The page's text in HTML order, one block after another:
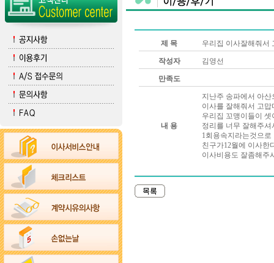
제 목 우리집 이사잘해줘서
작성자 김영선
만족도
내 용
지난주 송파에서 아
이사를 잘해줘서 고
우리집 꼬맹이들이
정리를 너무 잘해주
1회용속지라는것으
친구가12월에 이사한
이사비용도 잘좀해주